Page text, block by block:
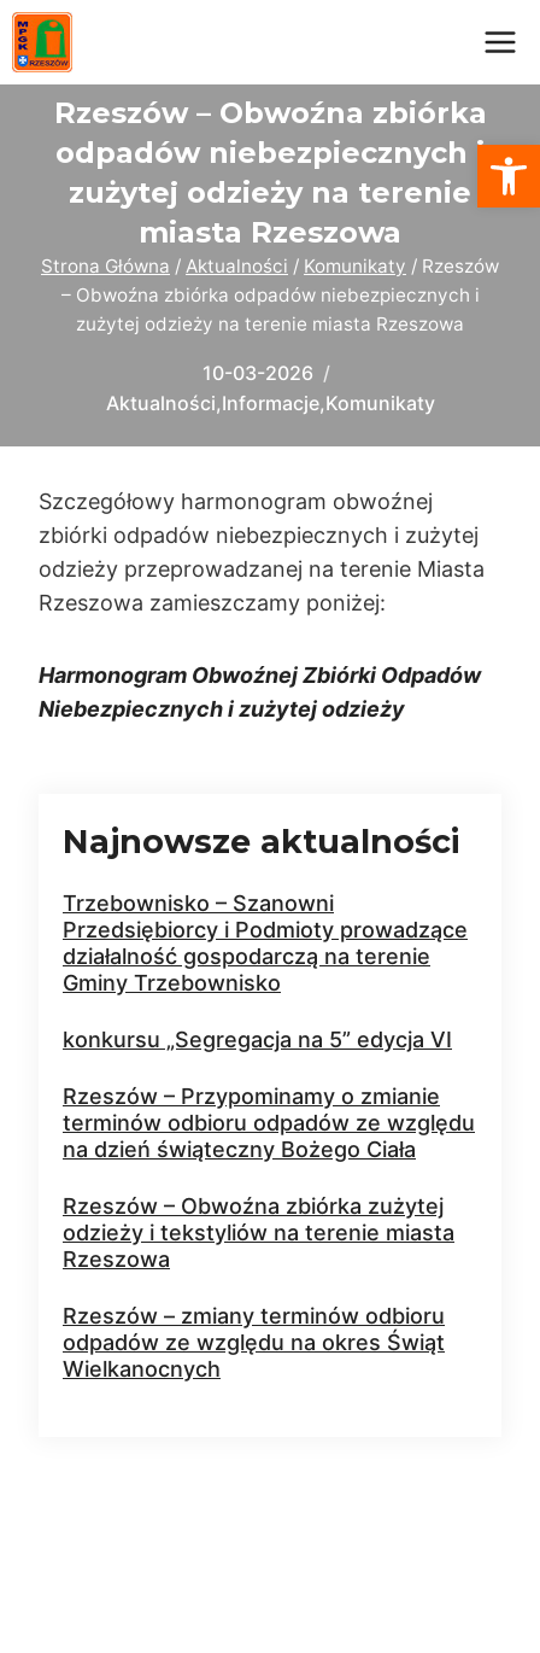
Przejdź
do
treści
Rzeszów – Obwoźna zbiórka
odpadów niebezpiecznych i
zużytej odzieży na terenie
miasta Rzeszowa
Strona Główna / Aktualności / Komunikaty / Rzeszów
– Obwoźna zbiórka odpadów niebezpiecznych i
zużytej odzieży na terenie miasta Rzeszowa
10-03-2026
Aktualności,Informacje,Komunikaty
Szczegółowy harmonogram obwoźnej
zbiórki odpadów niebezpiecznych i zużytej
odzieży przeprowadzanej na terenie Miasta
Rzeszowa zamieszczamy poniżej:
Harmonogram Obwoźnej Zbiórki Odpadów
Niebezpiecznych i zużytej odzieży
Najnowsze aktualności
Trzebownisko – Szanowni
Przedsiębiorcy i Podmioty prowadzące
działalność gospodarczą na terenie
Gminy Trzebownisko
konkursu „Segregacja na 5” edycja VI
Rzeszów – Przypominamy o zmianie
terminów odbioru odpadów ze względu
na dzień świąteczny Bożego Ciała
Rzeszów – Obwoźna zbiórka zużytej
odzieży i tekstyliów na terenie miasta
Rzeszowa
Rzeszów – zmiany terminów odbioru
odpadów ze względu na okres Świąt
Wielkanocnych